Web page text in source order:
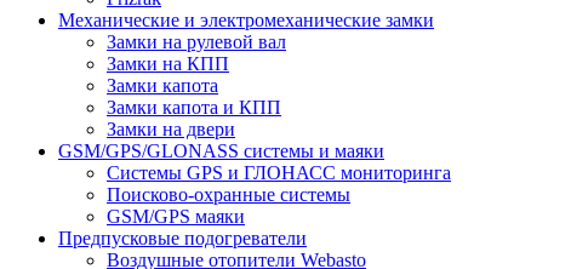
Механические и электромеханические замки
Замки на рулевой вал
Замки на КПП
Замки капота
Замки капота и КПП
Замки на двери
GSM/GPS/GLONASS системы и маяки
Системы GPS и ГЛОНАСС мониторинга
Поисково-охранные системы
GSM/GPS маяки
Предпусковые подогреватели
Воздушные отопители Webasto